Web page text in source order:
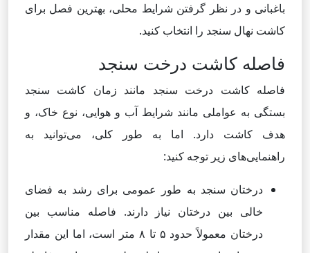
باغبانی و در نظر گرفتن شرایط محلی، بهترین فصل برای
کاشت نهال سنجد را انتخاب کنید.
فاصله کاشت درخت سنجد
فاصله کاشت درخت سنجد مانند زمان کاشت سنجد
بستگی به عواملی مانند شرایط آب و هوایی، نوع خاک، و
هدف کاشت دارد. اما به طور کلی، می‌توانید به
راهنمایی‌های زیر توجه کنید:
درختان سنجد به طور عمومی برای رشد به فضای
خالی بین درختان نیاز دارند. فاصله مناسب بین
درختان معمولاً حدود ۵ تا ۸ متر است، اما این مقدار